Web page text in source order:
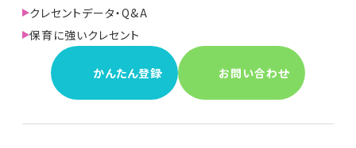
クレセントデータ・Q&A
保育に強いクレセント
かんたん登録 お問い合わせ